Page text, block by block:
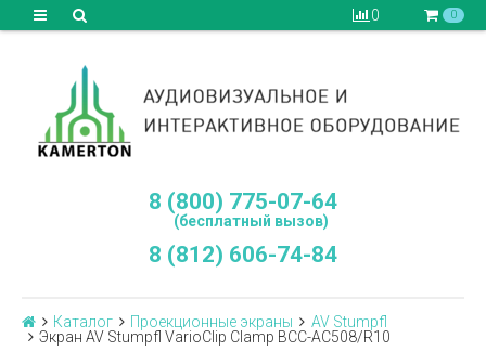
0 0
8 (800) 775-07-64
(бесплатный вызов)
8 (812) 606-74-84
Каталог Проекционные экраны
AV Stumpfl
Экран AV Stumpfl VarioClip Clamp BCC-AC508/R10